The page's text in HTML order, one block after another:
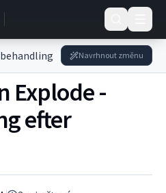
Behandling af
Navrhnout změnu
Explode -
efter